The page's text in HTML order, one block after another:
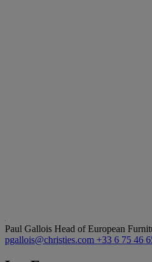
Paul Gallois Head of European
pgallois@christies.com +33 6 75 46